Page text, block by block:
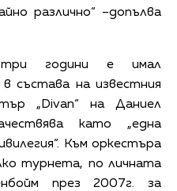
различно“ –допълва
години е имал
състава на известния
„Divan“ на Даниел
като „една
Към оркестъра
турнета, по личната
през 2007г. за